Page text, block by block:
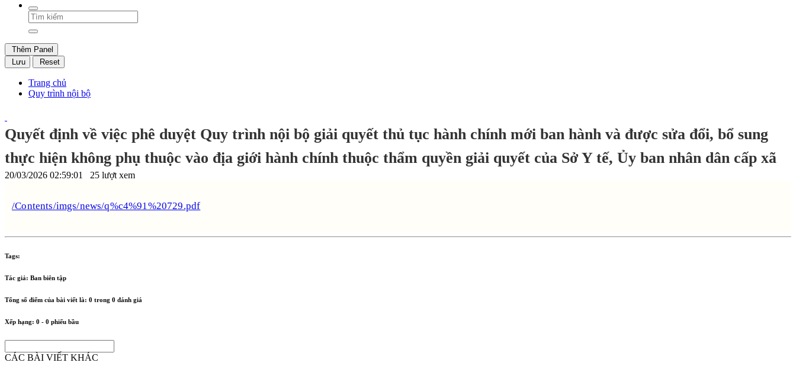
Thêm Panel
Lưu
Reset
Trang chủ
Quy trình nội bộ
Quyết định về việc phê duyệt Quy trình nội bộ giải quyết thủ tục hành chính mới ban hành và được sửa đổi, bổ sung
thực hiện không phụ thuộc vào địa giới hành chính thuộc thẩm quyền giải quyết của Sở Y tế, Ủy ban nhân dân cấp xã
20/03/2026 02:59:01 25 lượt xem
/Contents/imgs/news/q%c4%91%20729.pdf
Tags:
Tác giả: Ban biên tập
Tổng số điểm của bài viết là: 0 trong 0 đánh giá
Xếp hạng: 0 - 0 phiếu bầu
CÁC BÀI VIẾT KHÁC